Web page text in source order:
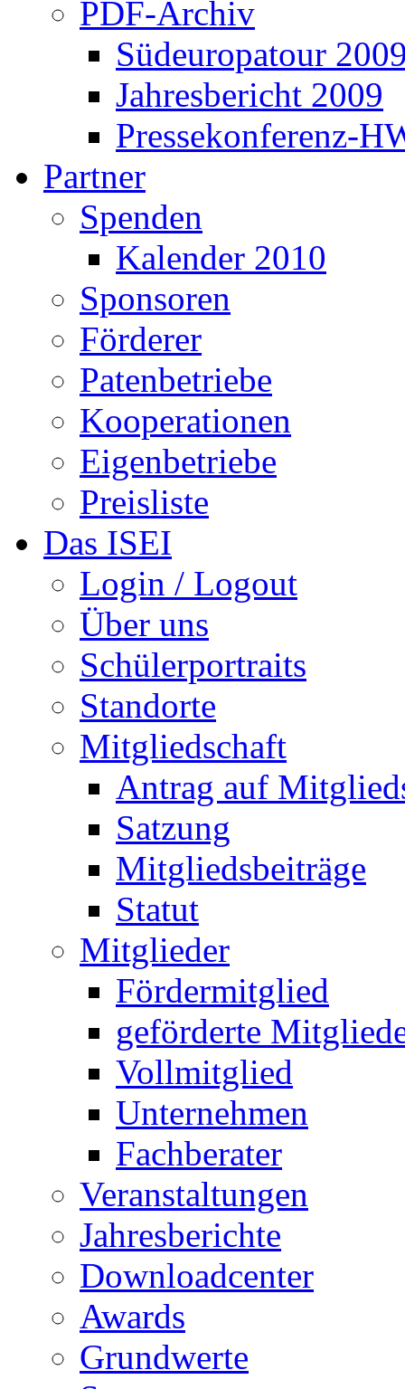
PDF-Archiv
Südeuropatour
Jahresbericht 2009
Pressekonferenz-
Partner
Spenden
Kalender 2010
Sponsoren
Förderer
Patenbetriebe
Kooperationen
Eigenbetriebe
Preisliste
Das ISEI
Login / Logout
Über uns
Schülerportraits
Standorte
Mitgliedschaft
Antrag auf
Satzung
Mitgliedsbeiträge
Statut
Mitglieder
Fördermitglied
geförderte
Vollmitglied
Unternehmen
Fachberater
Veranstaltungen
Jahresberichte
Downloadcenter
Awards
Grundwerte